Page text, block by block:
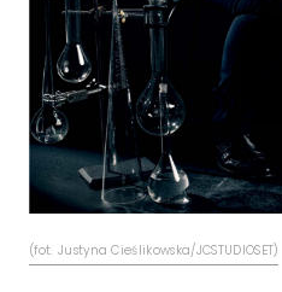
(fot. Justyna Cieślikowska/JCSTUDIOSET)